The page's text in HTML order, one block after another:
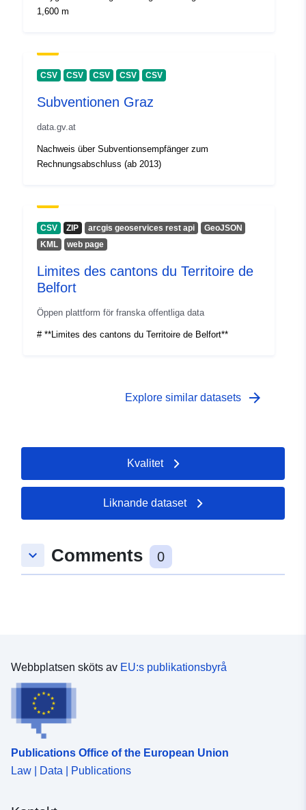
1,600 m
CSV CSV CSV CSV CSV
Subventionen Graz
data.gv.at
Nachweis über Subventionsempfänger zum
Rechnungsabschluss (ab 2013)
CSV ZIP arcgis geoservices rest api
GeoJSON
KML
web page
Limites des cantons du Territoire de
Belfort
Öppen plattform för franska offentliga data
# **Limites des cantons du Territoire de Belfort**
Explore similar datasets arrow_forward
Kvalitet
Liknande dataset
keyboard_arrow_down Comments 0
Webbplatsen sköts av EU:s publikationsbyrå
Publications Office of the European Union
Law | Data | Publications